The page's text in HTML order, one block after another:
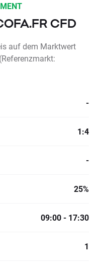
CFD
auf dem Marktwert
-
1:4
-
25%
09:00 - 17:30
1